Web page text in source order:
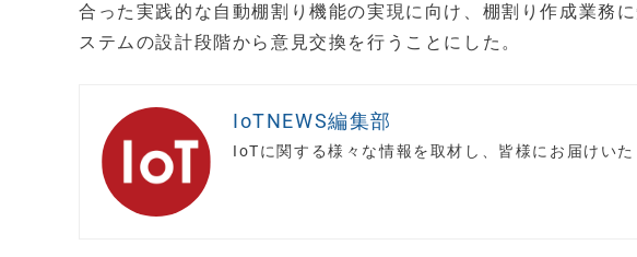
合った実践的な自動棚割り機能の実現に向け、棚割り作成業務
ステムの設計段階から意見交換を行うことにした。
IoTNEWS編集部
IoTに関する様々な情報を取材し、皆様にお届けいた